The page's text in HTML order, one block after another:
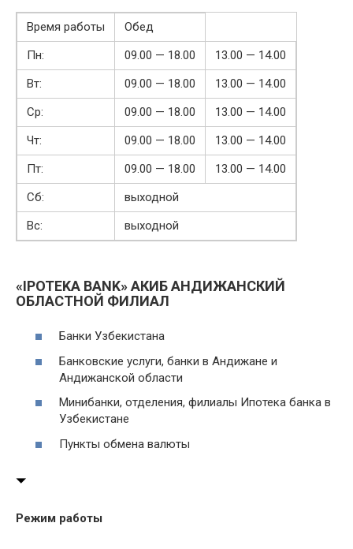
Время работы
Обед
Пн:
09.00 — 18.00
13.00 — 14.00
Вт:
09.00 — 18.00
13.00 — 14.00
Ср:
09.00 — 18.00
13.00 — 14.00
Чт:
09.00 — 18.00
13.00 — 14.00
Пт:
09.00 — 18.00
13.00 — 14.00
Сб:
выходной
Вс:
выходной
«IPOTEKA BANK» АКИБ АНДИЖАНСКИЙ
ОБЛАСТНОЙ ФИЛИАЛ
Банки Узбекистана
Банковские услуги, банки в Андижане и
Андижанской области
Минибанки, отделения, филиалы Ипотека банка в
Узбекистане
Пункты обмена валюты
Режим работы